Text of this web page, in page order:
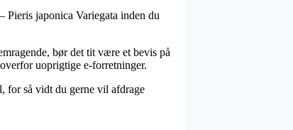
Pieris japonica Variegata inden du
bør det tit være et bevis på
uoprigtige e-forretninger.
for så vidt du gerne vil afdrage